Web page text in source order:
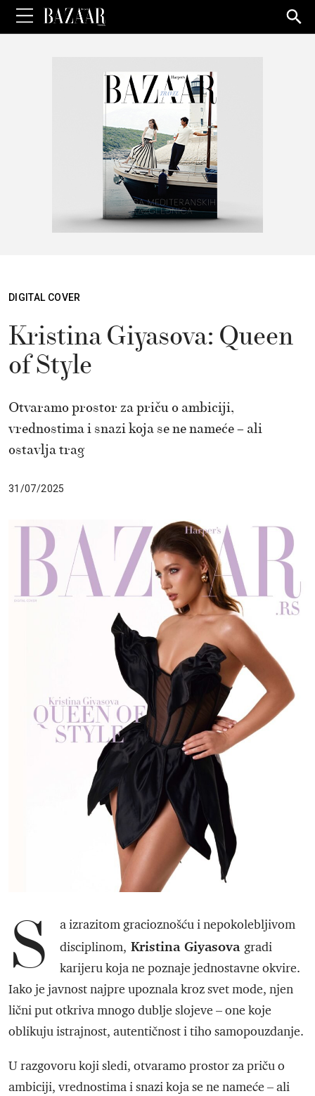
for:
DIGITAL COVER
Kristina Giyasova: Queen
of Style
Otvaramo prostor za priču o ambiciji,
vrednostima i snazi koja se ne nameće – ali
ostavlja trag
31/07/2025
S
a izrazitom gracioznošću i nepokolebljivom
disciplinom, Kristina Giyasova gradi
karijeru koja ne poznaje jednostavne okvire.
Iako je javnost najpre upoznala kroz svet mode, njen
lični put otkriva mnogo dublje slojeve – one koje
oblikuju istrajnost, autentičnost i tiho samopouzdanje.
U razgovoru koji sledi, otvaramo prostor za priču o
ambiciji, vrednostima i snazi koja se ne nameće – ali